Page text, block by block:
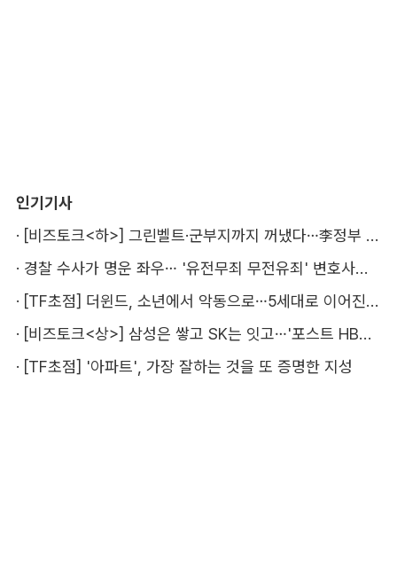
인기기사
·
[비즈토크<하>] 그린벨트·군부지까지 꺼냈다…李정부 '공급 속도전' 통할까
·
경찰 수사가 명운 좌우… '유전무죄 무전유죄' 변호사비 부담 우려
·
[TF초점] 더윈드, 소년에서 악동으로…5세대로 이어진 지코·박경
·
[비즈토크<상>] 삼성은 쌓고 SK는 잇고…'포스트 HBM' 주도권 누가 잡을까
· [TF초점] '아파트', 가장 잘하는 것을 또 증명한 지성